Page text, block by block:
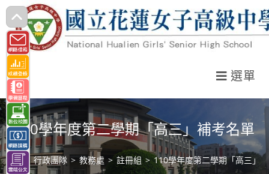
跳
轉
至
主
要
內
容
選單
110學年度第二學期「高三」補考名單
> 行政團隊 > 教務處 > 註冊組 > 110學年度第二學期「高三」